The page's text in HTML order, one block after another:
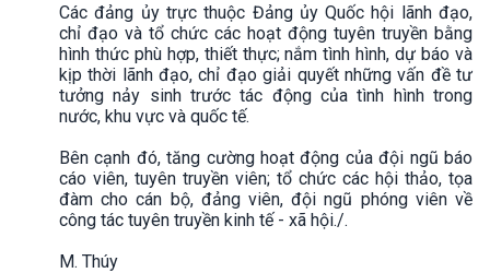
Các đảng ủy trực thuộc Đảng ủy Quốc hội lãnh đạo,
chỉ đạo và tổ chức các hoạt động tuyên truyền bằng
hình thức phù hợp, thiết thực; nắm tình hình, dự báo và
kịp thời lãnh đạo, chỉ đạo giải quyết những vấn đề tư
tưởng nảy sinh trước tác động của tình hình trong
nước, khu vực và quốc tế.
Bên cạnh đó, tăng cường hoạt động của đội ngũ báo
cáo viên, tuyên truyền viên; tổ chức các hội thảo, tọa
đàm cho cán bộ, đảng viên, đội ngũ phóng viên về
công tác tuyên truyền kinh tế - xã hội./.
M. Thúy